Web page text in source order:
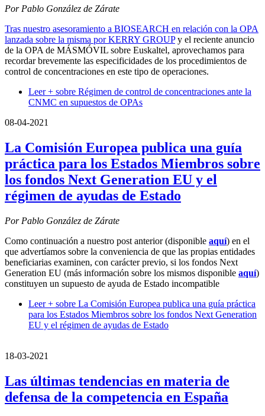
Por Pablo González de Zárate
Tras nuestro asesoramiento a BIOSEARCH en relación con la OPA
lanzada sobre la misma por KERRY GROUPy el reciente anuncio
de la OPA de MÁSMÓVIL sobre Euskaltel, aprovechamos para
recordar brevemente las especificidades de los procedimientos de
control de concentraciones en este tipo de operaciones.
Leer + sobre Régimen de control de concentraciones ante la
CNMC en supuestos de OPAs
08-04-2021
La Comisión Europea publica una guía
práctica para los Estados Miembros sobre
los fondos Next Generation EU y el
régimen de ayudas de Estado
Por Pablo González de Zárate
Como continuación a nuestro post anterior (disponible aquí) en el
que advertíamos sobre la conveniencia de que las propias entidades
beneficiarias examinen, con carácter previo, si los fondos Next
Generation EU (más información sobre los mismos disponible aquí)
constituyen un supuesto de ayuda de Estado incompatible
Leer + sobre La Comisión Europea publica una guía práctica
para los Estados Miembros sobre los fondos Next Generation
EU y el régimen de ayudas de Estado
18-03-2021
Las últimas tendencias en materia de
defensa de la competencia en España